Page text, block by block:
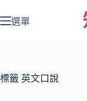
至
容
選單
標籤 英文口說